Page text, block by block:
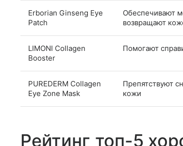
Erborian Ginseng Eye
Patch
Обеспечивают
возвращают
LIMONI Сollagen
Booster
Помогают
PUREDERM Collagen
Eye Zone Mask
Препятствуют
кожи
Рейтинг топ-5